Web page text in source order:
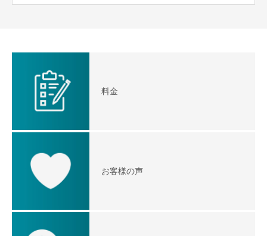
料金
お客様の声